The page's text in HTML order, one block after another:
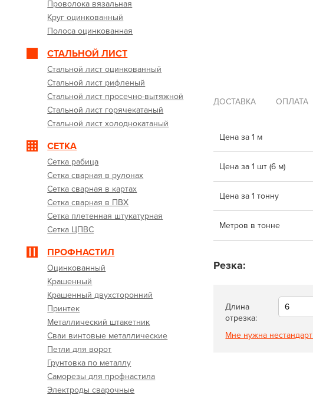
Проволока вязальная
Круг оцинкованный
Полоса оцинкованная
СТАЛЬНОЙ ЛИСТ
Стальной лист оцинкованный
Стальной лист рифленый
Стальной лист просечно-вытяжной
Стальной лист горячекатаный
Стальной лист холоднокатаный
СЕТКА
Сетка рабица
Сетка сварная в рулонах
Сетка сварная в картах
Сетка сварная в ПВХ
Сетка плетенная штукатурная
Сетка ЦПВС
ПРОФНАСТИЛ
Оцинкованный
Крашенный
Крашенный двухсторонний
Принтек
Металлический штакетник
Сваи винтовые металлические
Петли для ворот
Грунтовка по металлу
Саморезы для профнастила
Электроды сварочные
ДОСТАВКА ОПЛАТА
Цена за 1 м
Цена за 1 шт (6 м)
Цена за 1 тонну
Метров в тонне
Резка:
Длина
отрезка:
Мне нужна